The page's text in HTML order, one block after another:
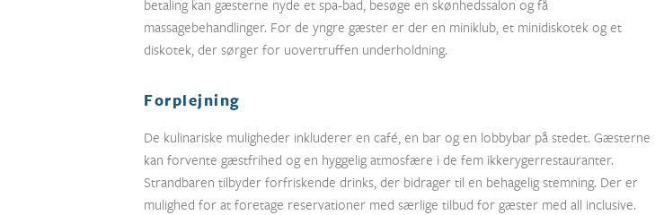
betaling kan gæsterne nyde et spa-bad, besøge en skønhedssalon og få
massagebehandlinger. For de yngre gæster er der en miniklub, et minidiskotek og et
diskotek, der sørger for uovertruffen underholdning.
Forplejning
De kulinariske muligheder inkluderer en café, en bar og en lobbybar på stedet. Gæsterne
kan forvente gæstfrihed og en hyggelig atmosfære i de fem ikkerygerrestauranter.
Strandbaren tilbyder forfriskende drinks, der bidrager til en behagelig stemning. Der er
mulighed for at foretage reservationer med særlige tilbud for gæster med all inclusive.